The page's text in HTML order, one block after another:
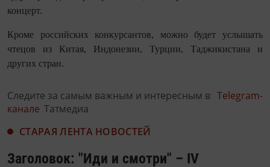
концерт.
Кроме российских конкурсантов, можно будет услышать
чтецов из Китая, Индонезии, Турции, Таджикистана и
других стран.
Следите за самым важным и интересным в Telegram-
канале Татмедиа
СТАРАЯ ЛЕНТА НОВОСТЕЙ
Заголовок: "Иди и смотри" – IV